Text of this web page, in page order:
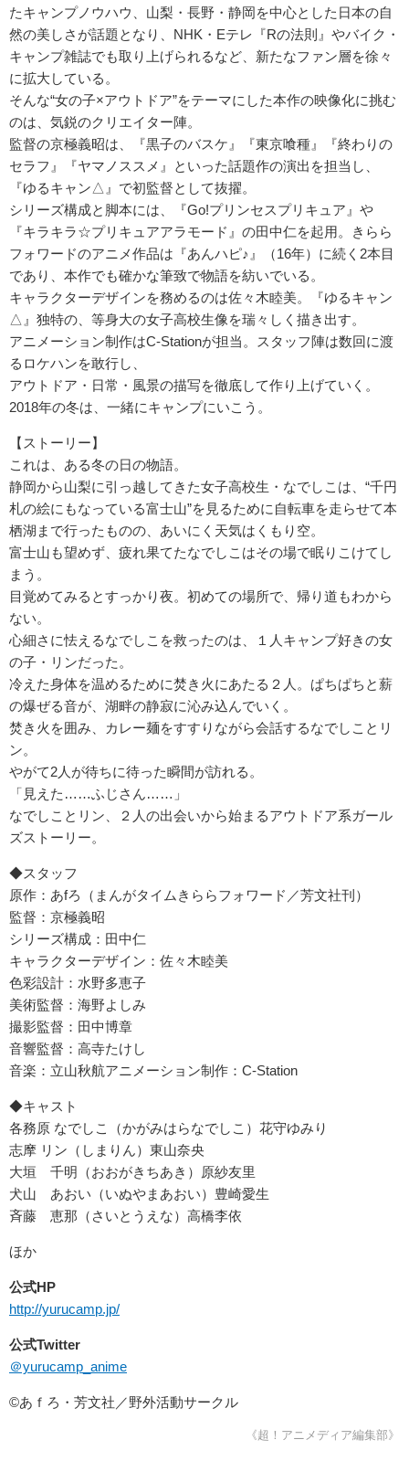
たキャンプノウハウ、山梨・長野・静岡を中心とした日本の自
然の美しさが話題となり、NHK・Eテレ『Rの法則』やバイク・
キャンプ雑誌でも取り上げられるなど、新たなファン層を徐々
に拡大している。
そんな“女の子×アウトドア”をテーマにした本作の映像化に挑む
のは、気鋭のクリエイター陣。
監督の京極義昭は、『黒子のバスケ』『東京喰種』『終わりの
セラフ』『ヤマノススメ』といった話題作の演出を担当し、
『ゆるキャン△』で初監督として抜擢。
シリーズ構成と脚本には、『Go!プリンセスプリキュア』や
『キラキラ☆プリキュアアラモード』の田中仁を起用。きらら
フォワードのアニメ作品は『あんハピ♪』（16年）に続く2本目
であり、本作でも確かな筆致で物語を紡いでいる。
キャラクターデザインを務めるのは佐々木睦美。『ゆるキャン
△』独特の、等身大の女子高校生像を瑞々しく描き出す。
アニメーション制作はC-Stationが担当。スタッフ陣は数回に渡
るロケハンを敢行し、
アウトドア・日常・風景の描写を徹底して作り上げていく。
2018年の冬は、一緒にキャンプにいこう。
【ストーリー】
これは、ある冬の日の物語。
静岡から山梨に引っ越してきた女子高校生・なでしこは、“千円
札の絵にもなっている富士山”を見るために自転車を走らせて本
栖湖まで行ったものの、あいにく天気はくもり空。
富士山も望めず、疲れ果てたなでしこはその場で眠りこけてし
まう。
目覚めてみるとすっかり夜。初めての場所で、帰り道もわから
ない。
心細さに怯えるなでしこを救ったのは、１人キャンプ好きの女
の子・リンだった。
冷えた身体を温めるために焚き火にあたる２人。ぱちぱちと薪
の爆ぜる音が、湖畔の静寂に沁み込んでいく。
焚き火を囲み、カレー麺をすすりながら会話するなでしことリ
ン。
やがて2人が待ちに待った瞬間が訪れる。
「見えた……ふじさん……」
なでしことリン、２人の出会いから始まるアウトドア系ガール
ズストーリー。
◆スタッフ
原作：あfろ（まんがタイムきららフォワード／芳文社刊）
監督：京極義昭
シリーズ構成：田中仁
キャラクターデザイン：佐々木睦美
色彩設計：水野多恵子
美術監督：海野よしみ
撮影監督：田中博章
音響監督：高寺たけし
音楽：立山秋航アニメーション制作：C-Station
◆キャスト
各務原 なでしこ（かがみはらなでしこ）花守ゆみり
志摩 リン（しまりん）東山奈央
大垣 千明（おおがきちあき）原紗友里
犬山 あおい（いぬやまあおい）豊崎愛生
斉藤 恵那（さいとうえな）高橋李依
ほか
公式HP
http://yurucamp.jp/
公式Twitter
＠yurucamp_anime
©あｆろ・芳文社／野外活動サークル
《超！アニメディア編集部》